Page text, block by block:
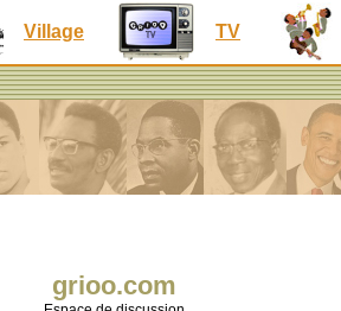
Village TV
grioo.com